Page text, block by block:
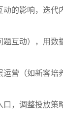
的影响，迭代
互动），用数
营（如新客培
，调整投放策